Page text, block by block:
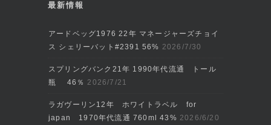
最新情報
アードベッグ1976 22年 マネージャーズチョイ
ス シェリーバット#2391 56% 2026/7/30
スプリングバンク21年 1990年代流通 トール
瓶 46％ 2026/7/21
ラガヴーリン12年 ホワイトラベル for
japan 1970年代流通 760ml 43% 2026/6/20